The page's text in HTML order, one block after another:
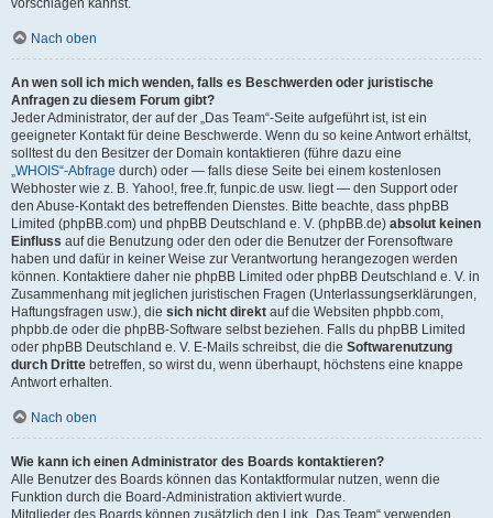
vorschlagen kannst.
Nach oben
An wen soll ich mich wenden, falls es Beschwerden oder juristische
Anfragen zu diesem Forum gibt?
Jeder Administrator, der auf der „Das Team“-Seite aufgeführt ist, ist ein
geeigneter Kontakt für deine Beschwerde. Wenn du so keine Antwort erhältst,
solltest du den Besitzer der Domain kontaktieren (führe dazu eine
„WHOIS“-Abfrage durch) oder — falls diese Seite bei einem kostenlosen
Webhoster wie z. B. Yahoo!, free.fr, funpic.de usw. liegt — den Support oder
den Abuse-Kontakt des betreffenden Dienstes. Bitte beachte, dass phpBB
Limited (phpBB.com) und phpBB Deutschland e. V. (phpBB.de) absolut keinen
Einfluss auf die Benutzung oder den oder die Benutzer der Forensoftware
haben und dafür in keiner Weise zur Verantwortung herangezogen werden
können. Kontaktiere daher nie phpBB Limited oder phpBB Deutschland e. V. in
Zusammenhang mit jeglichen juristischen Fragen (Unterlassungserklärungen,
Haftungsfragen usw.), die sich nicht direkt auf die Websiten phpbb.com,
phpbb.de oder die phpBB-Software selbst beziehen. Falls du phpBB Limited
oder phpBB Deutschland e. V. E-Mails schreibst, die die Softwarenutzung
durch Dritte betreffen, so wirst du, wenn überhaupt, höchstens eine knappe
Antwort erhalten.
Nach oben
Wie kann ich einen Administrator des Boards kontaktieren?
Alle Benutzer des Boards können das Kontaktformular nutzen, wenn die
Funktion durch die Board-Administration aktiviert wurde.
Mitglieder des Boards können zusätzlich den Link „Das Team“ verwenden.